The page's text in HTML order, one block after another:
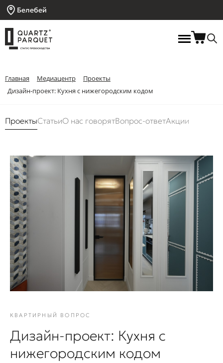
Белебей
Главная Медиацентр
Проекты
Дизайн-проект: Кухня с нижегородским кодом
ПроектыСтатьиО нас говорятВопрос-ответАкции
КВАРТИРНЫЙ ВОПРОС
Дизайн-проект: Кухня с
нижегородским кодом